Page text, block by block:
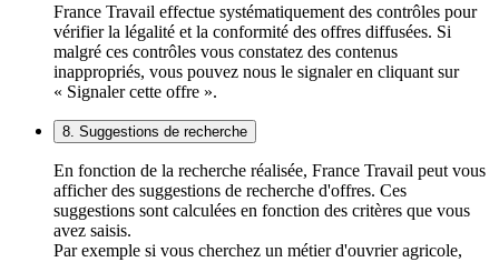
France Travail effectue systématiquement des contrôles pour
vérifier la légalité et la conformité des offres diffusées. Si
malgré ces contrôles vous constatez des contenus
inappropriés, vous pouvez nous le signaler en cliquant sur
« Signaler cette offre ».
8. Suggestions de recherche
En fonction de la recherche réalisée, France Travail peut vous
afficher des suggestions de recherche d'offres. Ces
suggestions sont calculées en fonction des critères que vous
avez saisis.
Par exemple si vous cherchez un métier d'ouvrier agricole,